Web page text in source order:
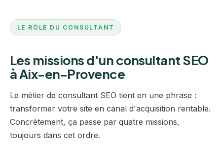
LE RÔLE DU CONSULTANT
Les missions d'un consultant SEO
à Aix-en-Provence
Le métier de consultant SEO tient en une phrase :
transformer votre site en canal d'acquisition rentable.
Concrètement, ça passe par quatre missions,
toujours dans cet ordre.